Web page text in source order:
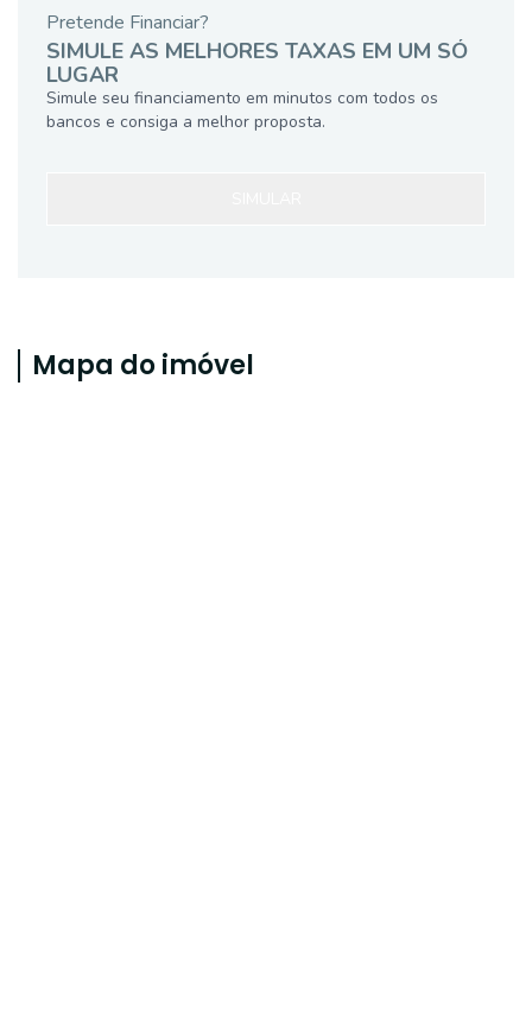
Pretende Financiar?
SIMULE AS MELHORES TAXAS EM UM SÓ
LUGAR
Simule seu financiamento em minutos com todos os
bancos e consiga a melhor proposta.
Mapa do imóvel